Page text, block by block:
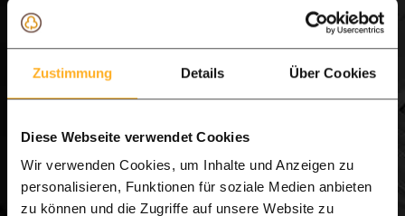
Zustimmung Details Über Cookies
Diese Webseite verwendet Cookies
Wir verwenden Cookies, um Inhalte und Anzeigen zu
personalisieren, Funktionen für soziale Medien anbieten
zu können und die Zugriffe auf unsere Website zu
nach Vereinbarung.
Warum sollten Sie sich für einen Lagerbesuch oder
unsere Deluxe-Probe-Box entscheiden? Nicht
jeder hat die Zeit, zu unserem Lager zu kommen.
Machen Sie es sich bequem und holen Sie sich den
Showroom in Ihren eigenen Garten.